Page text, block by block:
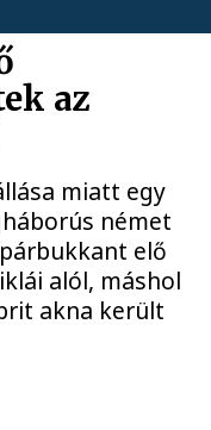
az
miatt egy
német
elő
alól, máshol
akna került